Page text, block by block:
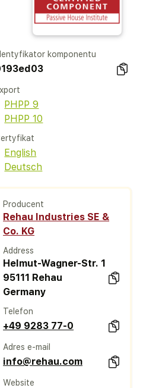
komponentu
PHPP 9
PHPP 10
English
Deutsch
Producent
Rehau Industries SE &
Co. KG
Address
Helmut-Wagner-Str. 1
95111 Rehau
Germany
Telefon
+49 9283 77-0
Adres e-mail
info@rehau.com
Website